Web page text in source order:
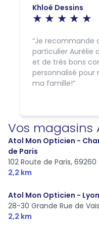
Khloé Dessins
Je recommande
particulier Aurélie
et de très bons
personnalisé
ma famille!
Vos magasins
Atol Mon Opticien -
de Paris
102 Route de Paris, 69260
2,2 km
Atol Mon Opticien -
28-30 Grande Rue de
2,2 km